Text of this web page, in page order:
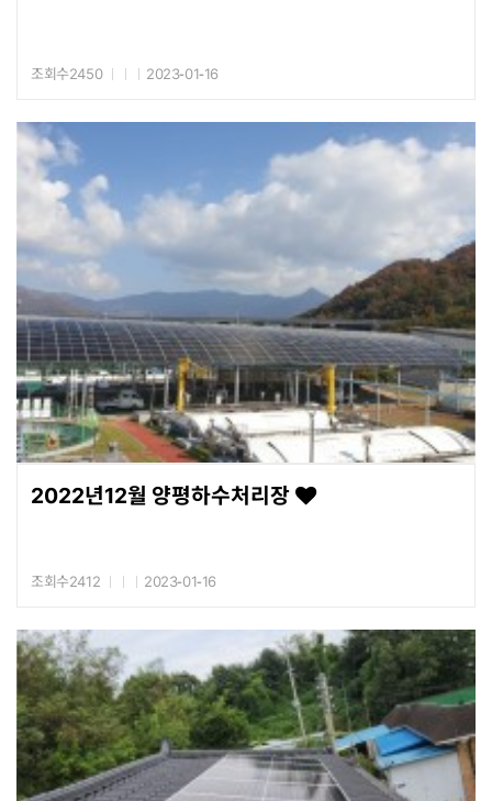
조회수2450 2023-01-16
2022년12월 양평하수처리장
조회수2412 2023-01-16